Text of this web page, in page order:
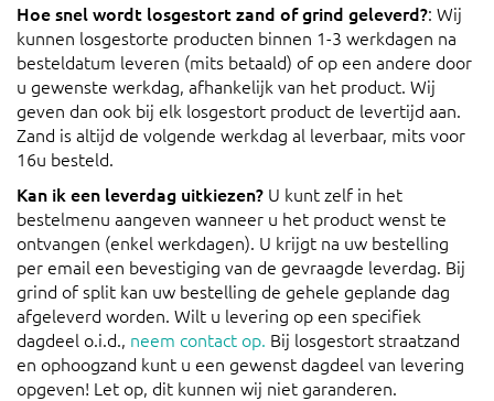
Hoe snel wordt losgestort zand of grind geleverd?: Wij
kunnen losgestorte producten binnen 1-3 werkdagen na
besteldatum leveren (mits betaald) of op een andere door
u gewenste werkdag, afhankelijk van het product. Wij
geven dan ook bij elk losgestort product de levertijd aan.
Zand is altijd de volgende werkdag al leverbaar, mits voor
16u besteld.
Kan ik een leverdag uitkiezen? U kunt zelf in het
bestelmenu aangeven wanneer u het product wenst te
ontvangen (enkel werkdagen). U krijgt na uw bestelling
per email een bevestiging van de gevraagde leverdag. Bij
grind of split kan uw bestelling de gehele geplande dag
afgeleverd worden. Wilt u levering op een specifiek
dagdeel o.i.d., neem contact op. Bij losgestort straatzand
en ophoogzand kunt u een gewenst dagdeel van levering
opgeven! Let op, dit kunnen wij niet garanderen.